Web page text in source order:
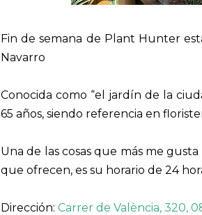
Fin de semana de Plant Hunter
Navarro
Conocida como “el jardín de la
65 años, siendo referencia en
Una de las cosas que más me
que ofrecen, es su horario de 24
Dirección: Carrer de València, 320,